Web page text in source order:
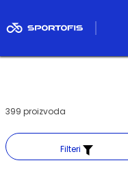
399 proizvoda
Filteri